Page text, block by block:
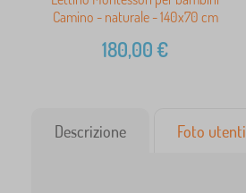
Camino - naturale - 140x70 cm
180,00€
Descrizione Foto utenti